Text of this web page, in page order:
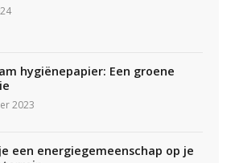
hygiënepapier: Een groene
2023
een energiegemeenschap op je